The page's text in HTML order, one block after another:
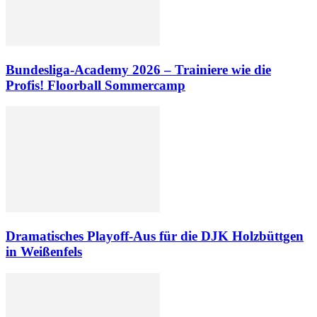
Bundesliga-Academy 2026 – Trainiere wie die
Profis! Floorball Sommercamp
Dramatisches Playoff-Aus für die DJK Holzbüttgen
in Weißenfels